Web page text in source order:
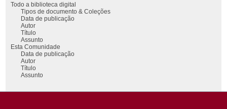
Todo a biblioteca digital
Tipos de documento & Coleções
Data de publicação
Autor
Título
Assunto
Esta Comunidade
Data de publicação
Autor
Título
Assunto